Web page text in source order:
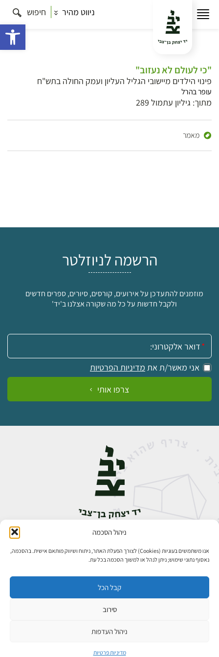
ניהול הסכמה
אנו משתמשים בעוגיות (Cookies) לצורך הפעלת האתר, ניתוח ושיווק מותאם אישית. בהסכמה,
נאסוף נתוני שימוש; ניתן לנהל או למשוך הסכמה בכל עת.
קבל הכל
סירוב
ניהול העדפות
מדיניות פרטיות
ניווט מהיר חיפוש
"כי לעולם לא נעזוב"
פינוי הילדים מיישובי הגליל העליון ועמק החולה בתש"ח
עופר בהרל
מתוך: גיליון עתמול 289
מאמר
הרשמה לניוזלטר
מוזמנים להתעדכן על אירועים, קורסים, סיורים, ספרים חדשים
ולקבל חדשות על כל מה שקורה אצלנו ב'יד'
אימייל:
אני מאשר/ת את מדיניות הפרטיות
צרפו אותי
אבן גבירול 14, רחביה, ירושלים
פיתוח אתרים